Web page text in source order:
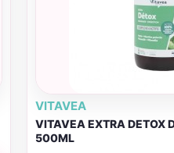
VITAVEA
VITAVEA EXTRA DETOX
500ML